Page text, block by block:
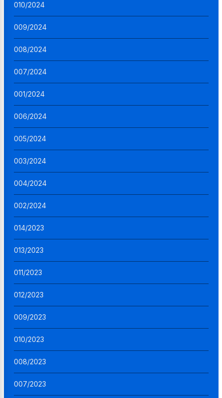
010/2024
009/2024
008/2024
007/2024
001/2024
006/2024
005/2024
003/2024
004/2024
002/2024
014/2023
013/2023
011/2023
012/2023
009/2023
010/2023
008/2023
007/2023